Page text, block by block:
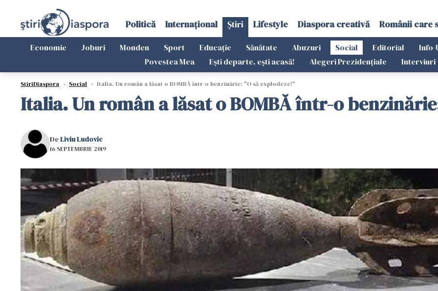
Politică Internațional Știri Lifestyle Diaspora creativă Românii care
Economie Joburi Monden Sport Educație Sănătate Abuzuri Social Editorial Info-
Povestea Mea
Ești departe, ești acasă! Alegeri Prezidențiale Interviuri
StiriDiaspora › Social › Italia. Un român a lăsat o BOMBĂ într-o benzinărie: "O să explodeze!"
Italia. Un român a lăsat o BOMBĂ într-o
DeLiviu Ludovic
16 SEPTEMBRIE 2019